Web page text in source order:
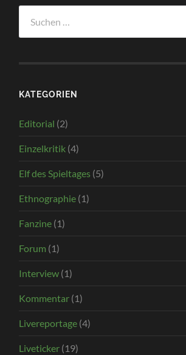
nach:
KATEGORIEN
Editorial (2)
Einzelkritik (4)
Elf des Spieltages (5)
Ethnographie (1)
Fanzine (1)
Forum (1)
Interview (1)
Kommentar (1)
Livereportage (4)
Liveticker (19)